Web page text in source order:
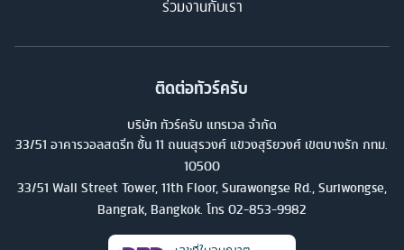
ร่วมงานกับเรา
ติดต่อทัวร์ครับ
บริษัท ทัวร์ครับ แทรเวล จำกัด
33/51 อาคารวอลสตรีท ชั้น 11 ถนนสุรวงศ์ แขวงสุริยวงศ์ เขตบางรัก กทม.
10500
33/51 Wall Street Tower, 11th Floor, Surawongse Rd., Suriwongse,
Bangrak, Bangkok. โทร 02-853-9982